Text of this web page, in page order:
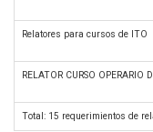
Relatores para cursos de ITO
RELATOR CURSO OPERARIO
Total: 15 requerimientos de